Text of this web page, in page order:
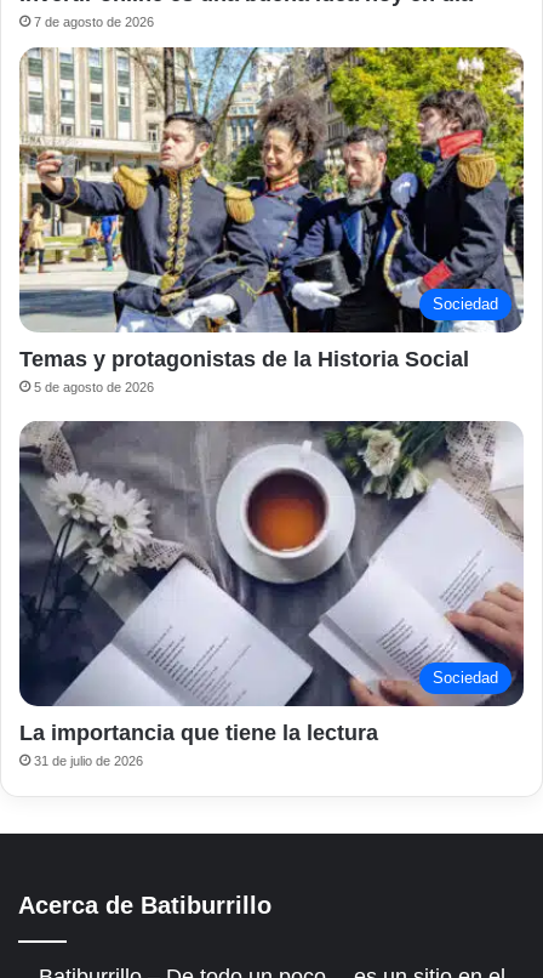
7 de agosto de 2026
Sociedad
Temas y protagonistas de la Historia Social
5 de agosto de 2026
Sociedad
La importancia que tiene la lectura
31 de julio de 2026
Acerca de Batiburrillo